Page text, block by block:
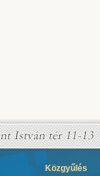
Közgyűlés